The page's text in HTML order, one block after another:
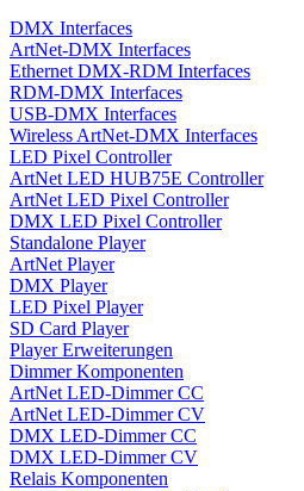
DMX Interfaces
ArtNet-DMX Interfaces
Ethernet DMX-RDM Interfaces
RDM-DMX Interfaces
USB-DMX Interfaces
Wireless ArtNet-DMX Interfaces
LED Pixel Controller
ArtNet LED HUB75E Controller
ArtNet LED Pixel Controller
DMX LED Pixel Controller
Standalone Player
ArtNet Player
DMX Player
LED Pixel Player
SD Card Player
Player Erweiterungen
Dimmer Komponenten
ArtNet LED-Dimmer CC
ArtNet LED-Dimmer CV
DMX LED-Dimmer CC
DMX LED-Dimmer CV
Relais Komponenten